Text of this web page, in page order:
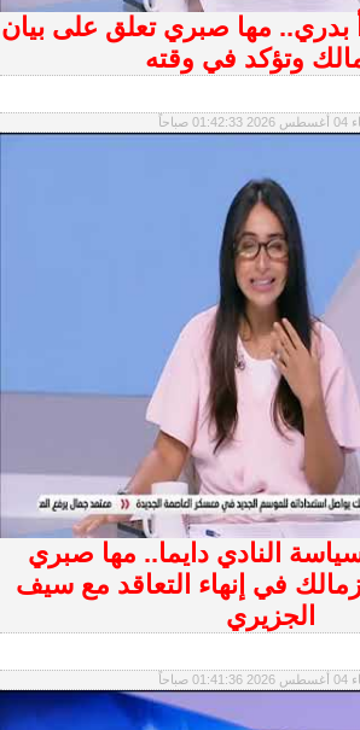
بدري.. مها صبري تعلق على بيان
وتؤكد في وقته
صباحاً
النادي دايما.. مها صبري
في إنهاء التعاقد مع سيف
الجزيري
صباحاً